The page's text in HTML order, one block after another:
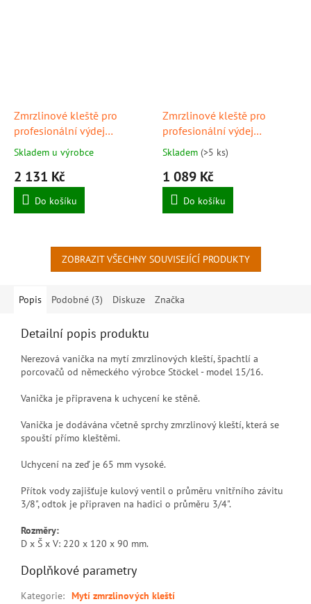
Zmrzlinové kleště pro
profesionální výdej
zmrzliny, tvar kostka,
velikost 1-20, STÖCKEL
Skladem u výrobce
2 131 Kč
Do košíku
Zmrzlinové kleště pro
profesionální výdej
zmrzliny, velikost 1-100,
STÖCKEL
Skladem (>5 ks)
1 089 Kč
Do košíku
ZOBRAZIT VŠECHNY SOUVISEJÍCÍ PRODUKTY
Popis Podobné (3) Diskuze Značka
Detailní popis produktu
Nerezová vanička na mytí zmrzlinových kleští, špachtlí a
porcovačů od německého výrobce Stöckel - model 15/16.
Vanička je připravena k uchycení ke stěně.
Vanička je dodávána včetně sprchy zmrzlinový kleští, která se
spouští přímo kleštěmi.
Uchycení na zeď je 65 mm vysoké.
Přítok vody zajišťuje kulový ventil o průměru vnitřního závitu
3/8", odtok je připraven na hadici o průměru 3/4".
Rozměry:
D x Š x V: 220 x 120 x 90 mm.
Doplňkové parametry
Kategorie: Mytí zmrzlinových kleští